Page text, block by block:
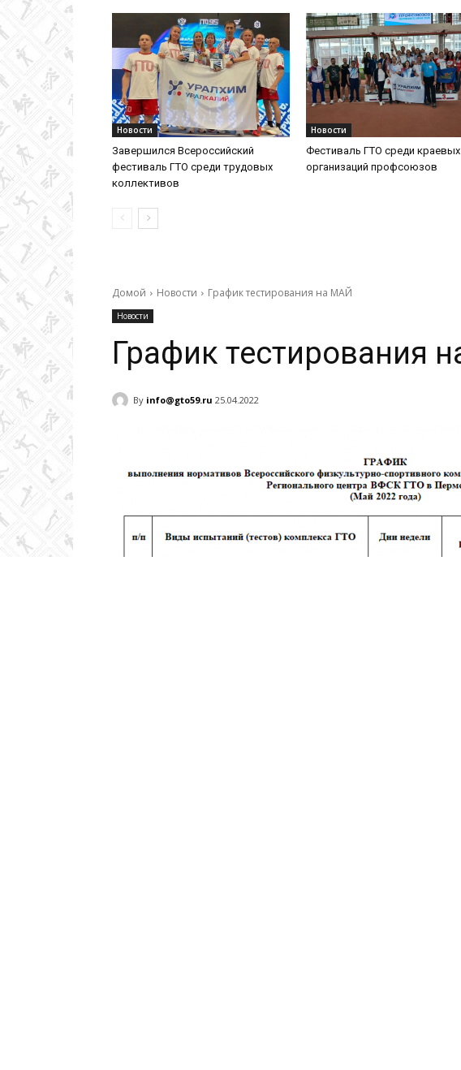
Новости
Завершился Всероссийский
фестиваль ГТО среди трудовых
коллективов
Новости
Фестиваль ГТО среди краевых
организаций профсоюзов